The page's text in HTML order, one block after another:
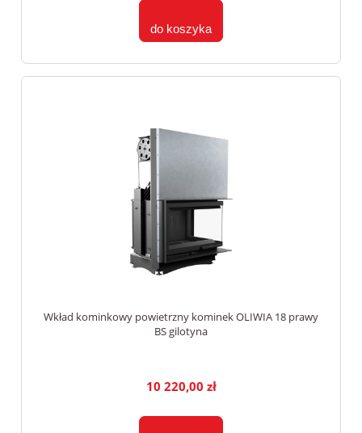
do koszyka
Wkład kominkowy powietrzny kominek OLIWIA 18 prawy
BS gilotyna
10 220,00 zł